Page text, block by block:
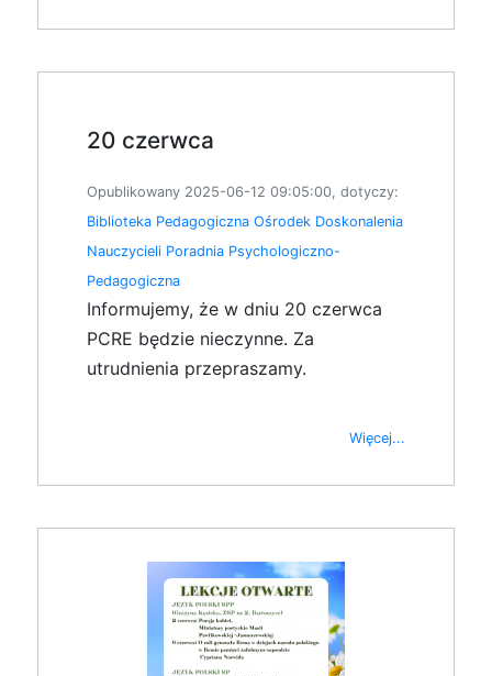
20 czerwca
Opublikowany 2025-06-12 09:05:00, dotyczy:
Biblioteka Pedagogiczna Ośrodek Doskonalenia
Nauczycieli Poradnia Psychologiczno-
Pedagogiczna
Informujemy, że w dniu 20 czerwca
PCRE będzie nieczynne. Za
utrudnienia przepraszamy.
Więcej...